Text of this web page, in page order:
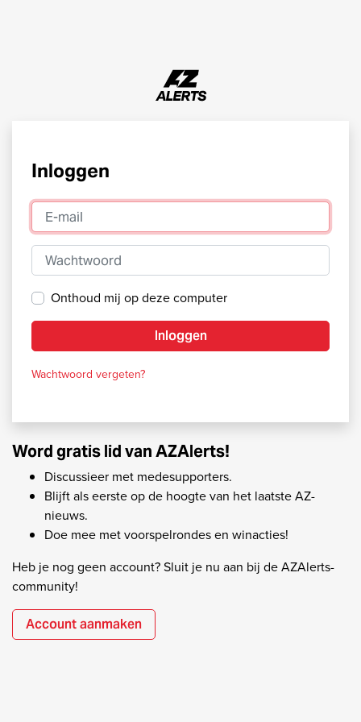
Inloggen
E-mail
Wachtwoord
Onthoud mij op deze computer
Inloggen
Wachtwoord vergeten?
Word gratis lid van AZAlerts!
Discussieer met medesupporters.
Blijft als eerste op de hoogte van het laatste AZ-
nieuws.
Doe mee met voorspelrondes en winacties!
Heb je nog geen account? Sluit je nu aan bij de AZAlerts-
community!
Account aanmaken